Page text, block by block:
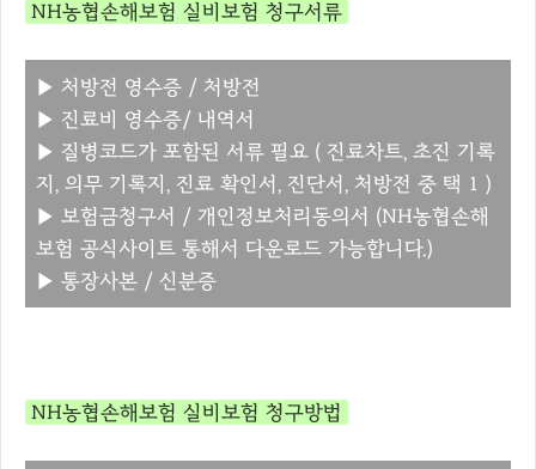
NH농협손해보험 실비보험 청구서류
▶ 처방전 영수증 / 처방전
▶ 진료비 영수증/ 내역서
▶ 질병코드가 포함된 서류 필요 ( 진료차트, 초진 기록
지, 의무 기록지, 진료 확인서, 진단서, 처방전 중 택 1 )
▶ 보험금청구서 / 개인정보처리동의서 (NH농협손해
보험 공식사이트 통해서 다운로드 가능합니다.)
▶ 통장사본 / 신분증
NH농협손해보험 실비보험 청구방법